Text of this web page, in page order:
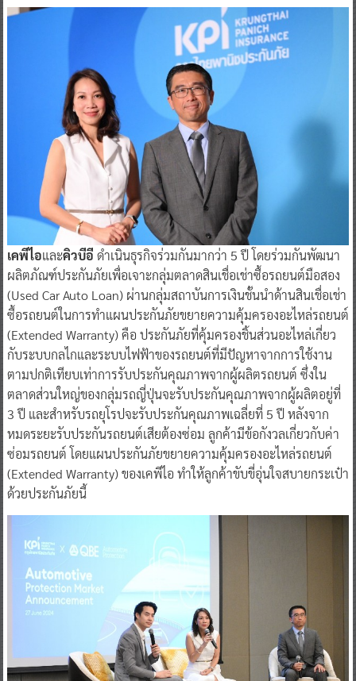
เคพีไอและคิวบีอี ดำเนินธุรกิจร่วมกันมากว่า 5 ปี โดยร่วมกันพัฒนา
ผลิตภัณฑ์ประกันภัยเพื่อเจาะกลุ่มตลาดสินเชื่อเช่าซื้อรถยนต์มือสอง
(Used Car Auto Loan) ผ่านกลุ่มสถาบันการเงินชั้นนำด้านสินเชื่อเช่า
ซื้อรถยนต์ในการทำแผนประกันภัยขยายความคุ้มครองอะไหล่รถยนต์
(Extended Warranty) คือ ประกันภัยที่คุ้มครองชิ้นส่วนอะไหล่เกี่ยว
กับระบบกลไกและระบบไฟฟ้าของรถยนต์ที่มีปัญหาจากการใช้งาน
ตามปกติเทียบเท่าการรับประกันคุณภาพจากผู้ผลิตรถยนต์ ซึ่งใน
ตลาดส่วนใหญ่ของกลุ่มรถญี่ปุ่นจะรับประกันคุณภาพจากผู้ผลิตอยู่ที่
3 ปี และสำหรับรถยุโรปจะรับประกันคุณภาพเฉลี่ยที่ 5 ปี หลังจาก
หมดระยะรับประกันรถยนต์เสียต้องซ่อม ลูกค้ามีข้อกังวลเกี่ยวกับค่า
ซ่อมรถยนต์ โดยแผนประกันภัยขยายความคุ้มครองอะไหล่รถยนต์
(Extended Warranty) ของเคพีไอ ทำให้ลูกค้าขับขี่อุ่นใจสบายกระเป๋า
ด้วยประกันภัยนี้